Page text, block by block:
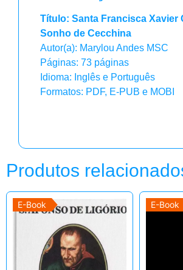
Título: Santa Francisca Xavier
Sonho de Cecchina
Autor(a): Marylou Andes MSC
Páginas: 73 páginas
Idioma: Inglês e Português
Formatos: PDF, E-PUB e MOBI
Produtos
E-Book E-Book